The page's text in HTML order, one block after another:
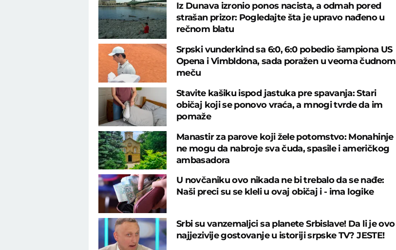
Iz Dunava izronio ponos nacista, a odmah pored
strašan prizor: Pogledajte šta je upravo nađeno u
rečnom blatu
Srpski vunderkind sa 6:0, 6:0 pobedio šampiona US
Opena i Vimbldona, sada poražen u veoma čudnom
meču
Stavite kašiku ispod jastuka pre spavanja: Stari
običaj koji se ponovo vraća, a mnogi tvrde da im
pomaže
Manastir za parove koji žele potomstvo: Monahinje
ne mogu da nabroje sva čuda, spasile i američkog
ambasadora
U novčaniku ovo nikada ne bi trebalo da se nađe:
Naši preci su se kleli u ovaj običaj i - ima logike
Srbi su vanzemaljci sa planete Srbislave! Da li je ovo
najjezivije gostovanje u istoriji srpske TV? JESTE!